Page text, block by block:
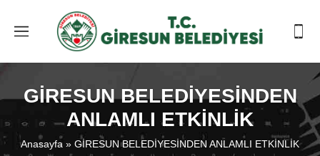
GİRESUN BELEDİYESİNDEN
ANLAMLI ETKİNLİK
Anasayfa » GİRESUN BELEDİYESİNDEN ANLAMLI ETKİNLİK